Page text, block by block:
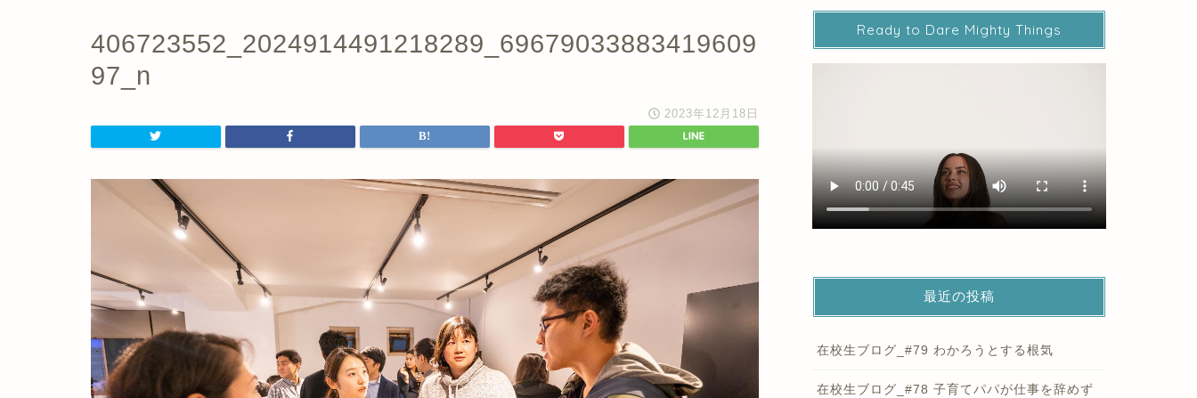
406723552_2024914491218289_69679033883419609
97_n
2023年12月18日
Ready to Dare Mighty Things
最近の投稿
在校生ブログ_#79 わかろうとする根気
在校生ブログ_#78 子育てパパが仕事を辞めず